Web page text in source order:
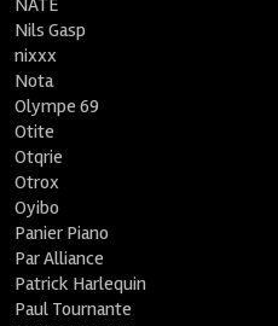
NATE
Nils Gasp
nixxx
Nota
Olympe 69
Otite
Otqrie
Otrox
Oyibo
Panier Piano
Par Alliance
Patrick Harlequin
Paul Tournante